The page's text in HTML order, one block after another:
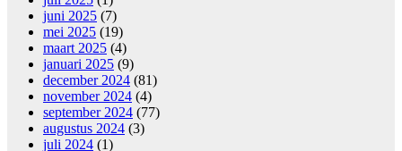
juni 2025 (7)
mei 2025 (19)
maart 2025 (4)
januari 2025 (9)
december 2024 (81)
november 2024 (4)
september 2024 (77)
augustus 2024 (3)
juli 2024 (1)